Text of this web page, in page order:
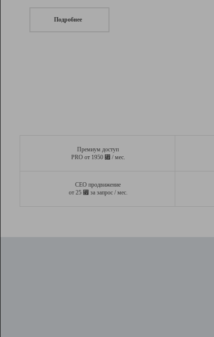
Подробнее
Премиум доступ
PRO от 1950 ⃏ / мес.
СЕО продвижение
от 25 ⃏ за запрос / мес.